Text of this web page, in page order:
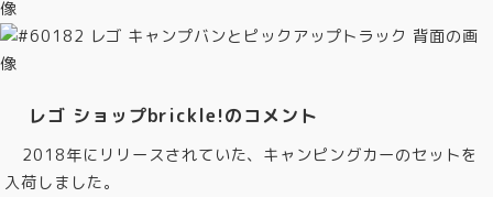
レゴ ショップbrickle!のコメント
2018年にリリースされていた、キャンピングカーのセットを
入荷しました。